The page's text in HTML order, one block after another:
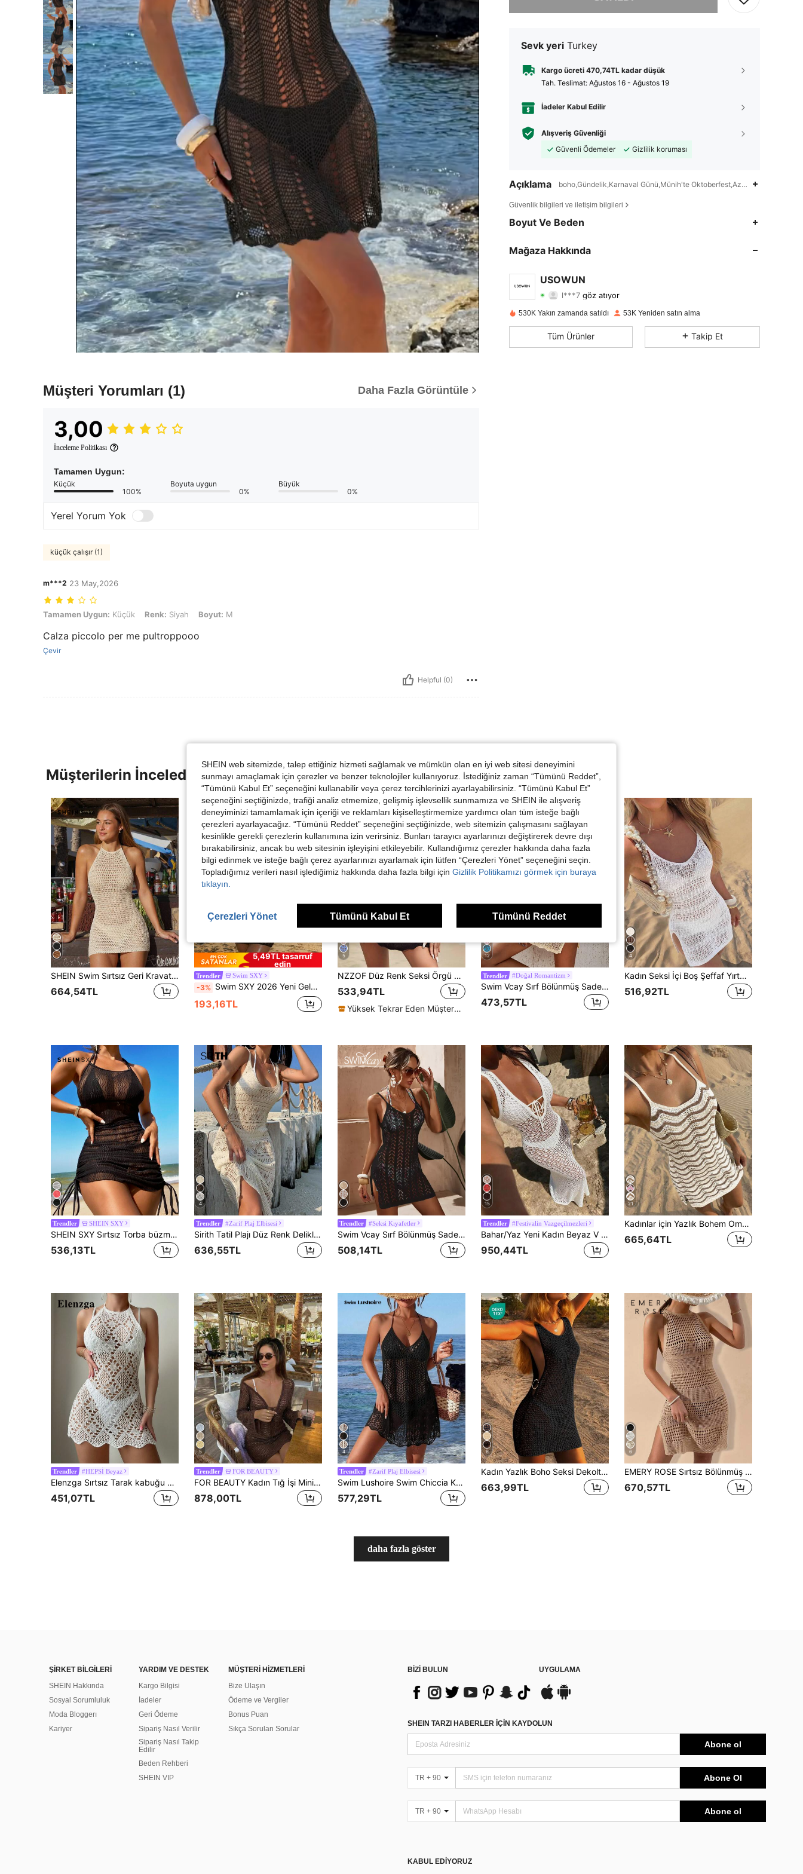
Müşteri Yorumları (1) Daha Fazla Görüntüle
3,00
İnceleme Politikası
Tamamen Uygun:
Küçük
100%
Boyuta uygun
0%
Büyük
0%
Yerel Yorum Yok
küçük çalışır (1)
m***2 23 May,2026
Tamamen Uygun: Küçük, Renk: Siyah, Boyut: M
Tamamen Uygun: Küçük Renk: Siyah Boyut: M
Calza piccolo per me pultroppooo
Çevir
Helpful (0)
Sevk yeri Turkey
Kargo ücreti 470,74TL kadar düşük
Tah. Teslimat: Ağustos 16 - Ağustos 19
İadeler Kabul Edilir
Alışveriş Güvenliği
Güvenli Ödemeler
Gizlilik koruması
Açıklama boho,Gündelik,Karnaval Günü,Münih'te Oktoberfest,Aziz Patrick
Güvenlik bilgileri ve iletişim bilgileri
Boyut Ve Beden
Mağaza Hakkında
USOWUN
l***7göz atıyor
4,81 Derecelendirme
4,81 311 8.8K
530K Yakın zamanda satıldı 53K Yeniden satın alma
Tüm Ürünler Takip Et
Müşterilerin İncelediği Diğer Ürünler
SHEIN Swim Sırtsız Geri Kravat Sade Kadın Örtüleri
664,54TL
5,49TL tasarruf
edin
Trendler Swim SXY
-3% Swim SXY 2026 Yeni Gelen Moda, Delikli, Romantik, Seksi, Siyah Askılı Kadın Elbisesi
193,16TL
5
NZZOF Düz Renk Seksi Örgü Yan Yarıklı Elbise, Plaj Tatili Buluşması İlkbahar/Yaz Delikli Tığ İşi Örtü (Bikini Dahil Değildir) Siyah
533,94TL
Yüksek Tekrar Eden Müşteriler
12
Trendler #Doğal Romantizm
Swim Vcay Sırf Bölünmüş Sade Kadın Örtüleri
473,57TL
4
Kadın Seksi İçi Boş Şeffaf Yırtmaçlı Kolsuz Askılı Mini Plaj Elbisesi, Beyaz Yazlık Tatil Elbisesi, Vacationcore
516,92TL
Trendler SHEIN SXY
SHEIN SXY Sırtsız Torba büzme ipi Dantelli Geri Kravat Sade Kadın Örtüleri
536,13TL
4
Trendler #Zarif Plaj Elbisesi
Sirith Tatil Plajı Düz Renk Delikli Örgü Plaj Elbisesi
636,55TL
Trendler #Seksi Kıyafetler
Swim Vcay Sırf Bölünmüş Sade Kadın Örtüleri
508,14TL
15
Trendler #Festivalin Vazgeçilmezleri
Bahar/Yaz Yeni Kadın Beyaz V Yaka Bağlamalı Dar Örme Maxi Elbise, Y2K Bohem Delikli Şık Günlük Plaj Tatil Maxi Elbisesi, Vacationcore
950,44TL
21
Kadınlar için Yazlık Bohem Ombre Detaylı, Şeffaf, Seksi, Plaj Örtüsü Şeklinde Mini Elbise, Tatil Elbisesi
665,64TL
Trendler #HEPSİ Beyaz
Elenzga Sırtsız Tarak kabuğu Geri Kravat Sade Kadın Örtüleri
451,07TL
5
Trendler FOR BEAUTY
FOR BEAUTY Kadın Tığ İşi Mini Elbise, V Yaka Uzun Kollu Şeffaf Örme Plaj Elbisesi, Önden Bağlamalı Vücuda Oturan Tatil Plaj Kıyafeti, Bohem & Yaz Kombinleri İçin
878,00TL
4
Trendler #Zarif Plaj Elbisesi
Swim Lushoire Swim Chiccia Kadın Günlük V Yaka Kolsuz Plaj Örtüsü, Omuzdan Bağlamalı Sırtı Açık Plaj Elbisesi, Siyah Seksi Kulüp Kıyafeti, Kadın Plaj Giyimi, Plaj Kıyafeti, Geziler, Konserler, Partiler, Randevular, Tatiller İçin Uygun
577,29TL
6
Kadın Yazlık Boho Seksi Dekolteli Günlük Şeffaf Kolsuz Vücuda Oturan Sırtı Açık Tasarım Plaj Elbisesi Siyah Tatil Elbisesi
663,99TL
6
EMERY ROSE Sırtsız Bölünmüş Derin Yırtmaçlı Sade Kadın Örtüleri
670,57TL
daha fazla göster
ŞİRKET BİLGİLERİ
SHEIN Hakkında
Sosyal Sorumluluk
Moda Bloggerı
Kariyer
YARDIM VE DESTEK
Kargo Bilgisi
İadeler
Geri Ödeme
Sipariş Nasıl Verilir
Sipariş Nasıl Takip
Edilir
Beden Rehberi
SHEIN VIP
MÜŞTERİ HİZMETLERİ
Bize Ulaşın
Ödeme ve Vergiler
Bonus Puan
Sıkça Sorulan Sorular
BİZİ BULUN UYGULAMA
SHEIN TARZI HABERLER IÇIN KAYDOLUN
Abone ol
TR + 90 Abone Ol
TR + 90 Abone ol
KABUL EDIYORUZ
SHEIN web sitemizde, talep ettiğiniz hizmeti sağlamak ve mümkün olan en iyi web sitesi deneyimini
sunmayı amaçlamak için çerezler ve benzer teknolojiler kullanıyoruz. İstediğiniz zaman “Tümünü Reddet”,
“Tümünü Kabul Et” seçeneğini kullanabilir veya çerez tercihlerinizi ayarlayabilirsiniz. “Tümünü Kabul Et”
seçeneğini seçtiğinizde, trafiği analiz etmemize, gelişmiş işlevsellik sunmamıza ve SHEIN ile alışveriş
deneyiminizi tamamlamak için içeriği ve reklamları kişiselleştirmemize yardımcı olan tüm isteğe bağlı
çerezleri ayarlayacağız. “Tümünü Reddet” seçeneğini seçtiğinizde, web sitemizin çalışmasını sağlayan
kesinlikle gerekli çerezlerin kullanımına izin verirsiniz. Bunları tarayıcı ayarlarınızı değiştirerek devre dışı
bırakabilirsiniz, ancak bu web sitesinin işleyişini etkileyebilir. Kullandığımız çerezler hakkında daha fazla
bilgi edinmek ve isteğe bağlı çerez ayarlarınızı ayarlamak için lütfen “Çerezleri Yönet” seçeneğini seçin.
Topladığımız verileri nasıl işlediğimiz hakkında daha fazla bilgi için Gizlilik Politikamızı görmek için buraya
tıklayın.
Çerezleri Yönet Tümünü Kabul Et Tümünü Reddet